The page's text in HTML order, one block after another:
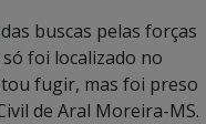
buscas pelas forças
foi localizado no
fugir, mas foi preso
de Aral Moreira-MS.